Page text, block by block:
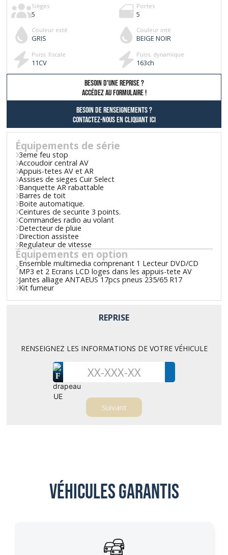
Sièges
5
Portes
5
Couleur exté
GRIS
Couleur inté
BEIGE NOIR
Puiss. fiscale
11CV
Puiss. dynamique
163ch
besoin d'une reprise ?
AccÉdez au formulaire !
Besoin de renseignements ?
contactez-nous en cliquant ici
Équipements de série
3eme feu stop
Accoudoir central AV
Appuis-tetes AV et AR
Assises de sieges Cuir Select
Banquette AR rabattable
Barres de toit
Boite automatique.
Ceintures de securite 3 points.
Commandes radio au volant
Detecteur de pluie
Direction assistee
Regulateur de vitesse
Équipements en option
Ensemble multimedia comprenant 1 Lecteur DVD/CD
MP3 et 2 Ecrans LCD loges dans les appuis-tete AV
Jantes alliage ANTAEUS 17pcs pneus 235/65 R17
Kit fumeur
REPRISE
RENSEIGNEZ LES INFORMATIONS DE VOTRE VÉHICULE
F
Véhicules garantis